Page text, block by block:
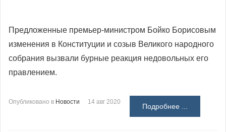
Предложенные премьер-министром Бойко Борисовым
изменения в Конституции и созыв Великого народного
собрания вызвали бурные реакция недовольных его
правлением.
Опубликовано в Новости 14 авг 2020
Подробнее ...